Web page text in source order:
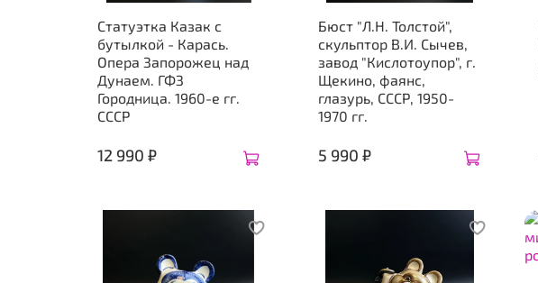
Статуэтка Казак с
бутылкой - Карась.
Опера Запорожец над
Дунаем. ГФЗ
Городница. 1960-е гг.
СССР
12 990 ₽
Бюст "Л.Н. Толстой",
скульптор В.И. Сычев,
завод "Кислотоупор", г.
Щекино, фаянс,
глазурь, СССР, 1950-
1970 гг.
5 990 ₽